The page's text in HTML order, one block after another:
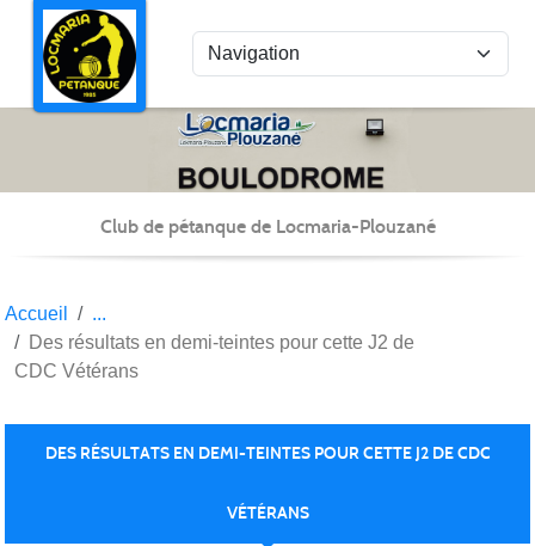
Club de pétanque de Locmaria-Plouzané
Accueil
Des résultats en demi-teintes pour cette J2 de
CDC Vétérans
DES RÉSULTATS EN DEMI-TEINTES POUR CETTE J2 DE CDC
VÉTÉRANS
Panneau de gestion des cookies